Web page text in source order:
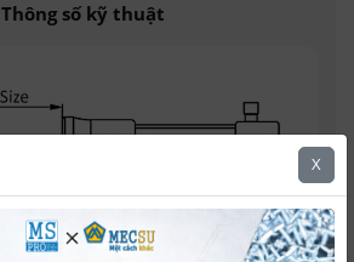
Thông số kỹ thuật
X